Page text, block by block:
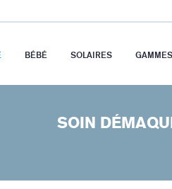
BÉBÉ SOLAIRES GAMMES
SOIN